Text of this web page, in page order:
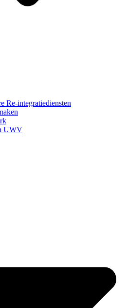
Re-integratiediensten
UWV